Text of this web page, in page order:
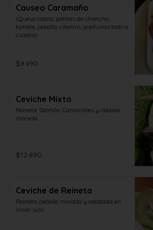
Causeo Caramaño
(Queso cabra, patitas de chancho,
tomate, cebolla, cilantro, aceitunas todo a
cuadro)
$9.490
Ceviche Mixto
Reineta, Salmón, Camarones y cebolla
morada
$12.890
Ceviche de Reineta
Reineta, cebolla morada y adobada en
limón sutil